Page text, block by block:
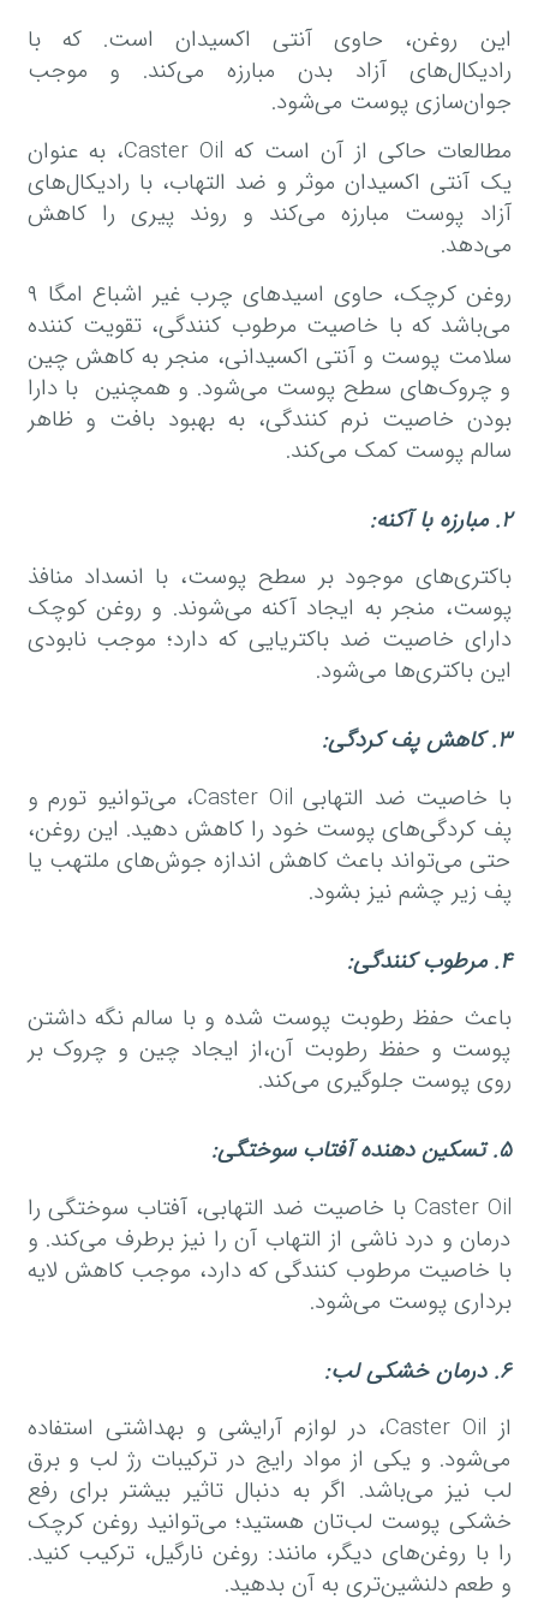
این روغن، حاوی آنتی اکسیدان است. که با
رادیکال‌های آزاد بدن مبارزه می‌کند. و موجب
جوان‌سازی پوست می‌شود.
مطالعات حاکی از آن است که Caster Oil، به عنوان
یک آنتی اکسیدان موثر و ضد التهاب، با رادیکال‌های
آزاد پوست مبارزه می‌کند و روند پیری را کاهش
می‌دهد.
روغن کرچک، حاوی اسیدهای چرب غیر اشباع امگا ۹
می‌باشد که با خاصیت مرطوب کنندگی، تقویت کننده
سلامت پوست و آنتی اکسیدانی، منجر به کاهش چین
و چروک‌های سطح پوست می‌شود. و همچنین با دارا
بودن خاصیت نرم کنندگی، به بهبود بافت و ظاهر
سالم پوست کمک می‌کند.
۲.مبارزه با آکنه:
باکتری‌های موجود بر سطح پوست، با انسداد منافذ
پوست، منجر به ایجاد آکنه می‌شوند. و روغن کوچک
دارای خاصیت ضد باکتریایی که دارد؛ موجب نابودی
این باکتری‌ها می‌شود.
۳.کاهش پف کردگی:
با خاصیت ضد التهابی Caster Oil، می‌توانیو تورم و
پف کردگی‌های پوست خود را کاهش دهید. این روغن،
حتی می‌تواند باعث کاهش اندازه جوش‌های ملتهب یا
پف زیر چشم نیز بشود.
۴.مرطوب کنندگی:
باعث حفظ رطوبت پوست شده و با سالم نگه داشتن
پوست و حفظ رطوبت آن،از ایجاد چین و چروک بر
روی پوست جلوگیری می‌کند.
۵.تسکین دهنده آفتاب سوختگی:
Caster Oil با خاصیت ضد التهابی، آفتاب سوختگی را
درمان و درد ناشی از التهاب آن را نیز برطرف می‌کند. و
با خاصیت مرطوب کنندگی که دارد، موجب کاهش لایه
برداری پوست می‌شود.
۶.درمان خشکی لب:
از Caster Oil، در لوازم آرایشی و بهداشتی استفاده
می‌شود. و یکی از مواد رایج در ترکیبات رژ لب و برق
لب نیز می‌باشد. اگر به دنبال تاثیر بیشتر برای رفع
خشکی پوست لب‌تان هستید؛ می‌توانید روغن کرچک
را با روغن‌های دیگر، مانند: روغن نارگیل، ترکیب کنید.
و طعم دلنشین‌تری به آن بدهید.